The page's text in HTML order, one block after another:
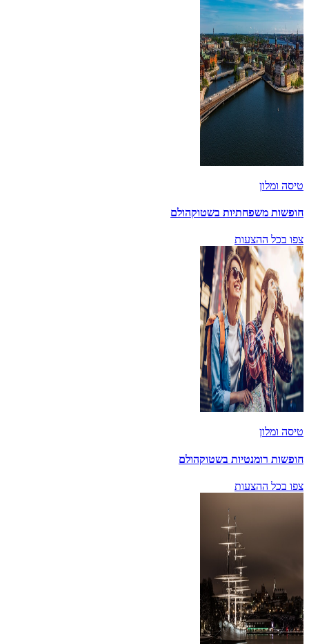
טיסה ומלון
חופשות משפחתיות בשטוקהולם
צפו בכל ההצעות
טיסה ומלון
חופשות רומנטיות בשטוקהולם
צפו בכל ההצעות